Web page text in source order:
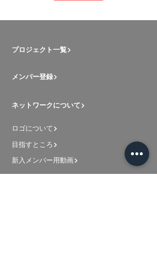
プロジェクト一覧
メンバー登録
ネットワークについて
ロゴについて
目指すところ
新入メンバー用動画